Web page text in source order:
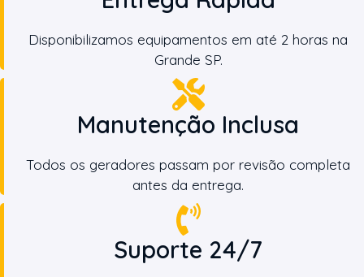
Disponibilizamos equipamentos em até 2 horas na
Grande SP.
Manutenção Inclusa
Todos os geradores passam por revisão completa
antes da entrega.
Suporte 24/7